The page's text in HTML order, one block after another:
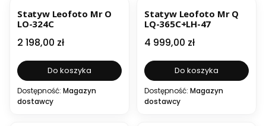
Statyw Leofoto Mr O
LO-324C
Cena
2 198,00 zł
Do koszyka
Dostępność: Magazyn
dostawcy
Statyw Leofoto Mr Q
LQ-365C+LH-47
Cena
4 999,00 zł
Do koszyka
Dostępność: Magazyn
dostawcy